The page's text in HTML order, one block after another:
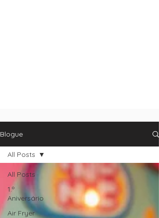
Blogue
All Posts
1.º
Aniversário
Air Fryer
All Posts